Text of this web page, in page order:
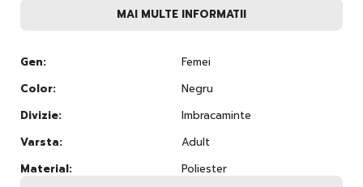
MAI MULTE INFORMATII
Gen:
Femei
Color:
Negru
Divizie:
Imbracaminte
Varsta:
Adult
Material:
Poliester